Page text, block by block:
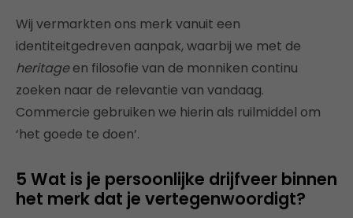
Wij vermarkten ons merk vanuit een
identiteitgedreven aanpak, waarbij we met de
heritageen filosofie van de monniken continu
zoeken naar de relevantie van vandaag.
Commercie gebruiken we hierin als ruilmiddel om
‘het goede te doen’.
5 Wat is je persoonlijke drijfveer binnen
het merk dat je vertegenwoordigt?